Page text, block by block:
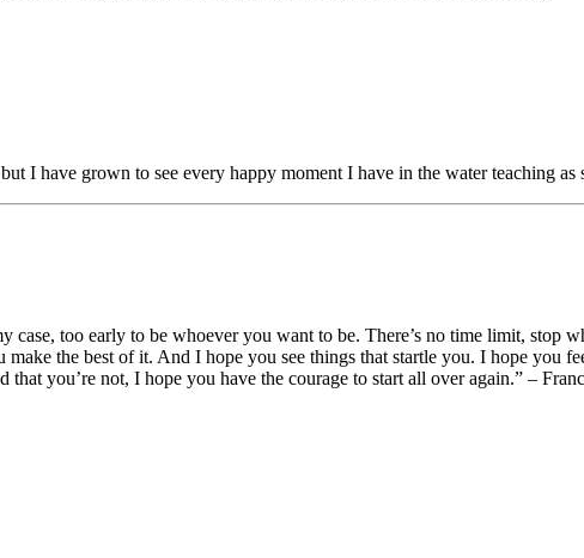
water teaching as something to cherish and hold dear to me.​​​​‌
case, too early to be whoever you want to be. There’s no time limit, stop
make the best of it. And I hope you see things that startle you. I hope
– Francis Scott Fitzgerald​​​​‌